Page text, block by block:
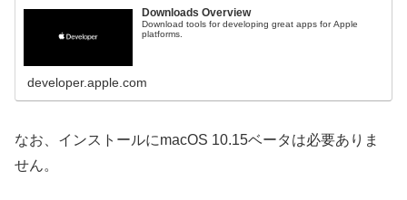
Downloads Overview
Download tools for developing great apps for Apple
platforms.
developer.apple.com
なお、インストールにmacOS 10.15ベータは必要ありま
せん。